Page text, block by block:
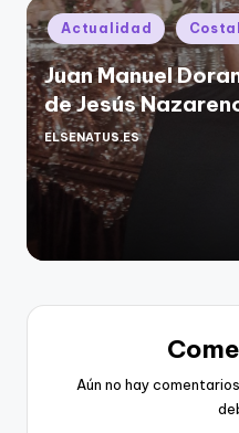
Publicado
en
Actualidad
Juan Manuel
de Jesús
Publicado
por
ELSENATUS.ES
Aún no hay